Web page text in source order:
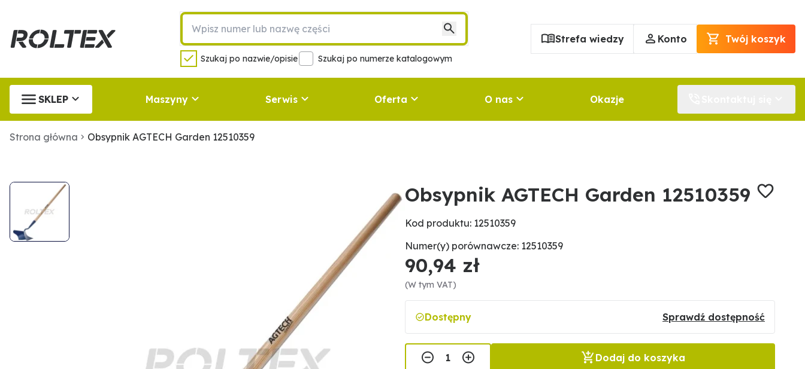
Szukaj po nazwie/opisie Szukaj po numerze katalogowym
Strefa wiedzy Konto Twój koszyk
SKLEP Maszyny Serwis Oferta O nas Okazje
Strona główna Obsypnik AGTECH Garden 12510359
Obsypnik AGTECH Garden 12510359
Kod produktu: 12510359
Numer(y) porównawcze: 12510359
90,94 zł
(W tym VAT)
Dostępny Sprawdź dostępność
Dodaj do koszyka